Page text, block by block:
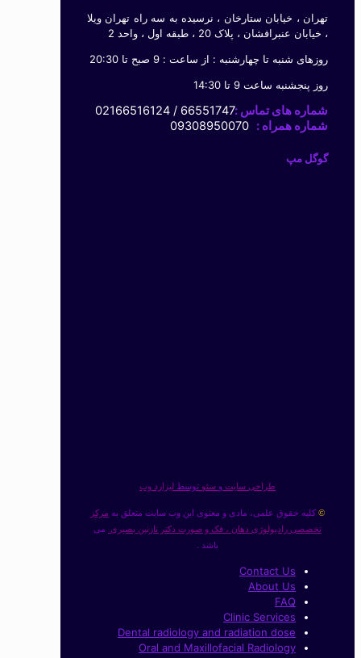
تهران ، خیابان ستارخان ، نرسیده به سه راه تهران ویلا
، خیابان عنبرافشان ، پلاک 20 ، طبقه اول ، واحد 2
روزهای شنبه تا چهارشنبه : از ساعت : 9 صبح تا 20:30
روز پنجشنبه ساعت 9 تا 14:30
شماره های تماس :66551747 / 02166516124
شماره همراه : 09308950070
گوگل مپ
طراحی سایت و سئو توسط لیزارد وب
© کلیه حقوق علمی، مادی و معنوی این وب سایت متعلق به مرکز
تخصصی رادیولوژی دهان ، فک و صورت دکتر نازنین بصیری می
باشد .
Contact Us
About Us
FAQ
Clinic Services
Dental radiology and radiation dose
Oral and Maxillofacial Radiology